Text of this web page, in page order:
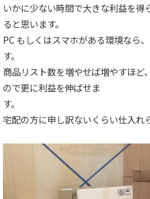
いかに少ない時間で大きな利益を得
ると思います。
PC もしくはスマホがある環境なら
す。
商品リスト数を増やせば増やすほど
ので更に利益を伸ばせま
す。
宅配の方に申し訳ないくらい仕入れ